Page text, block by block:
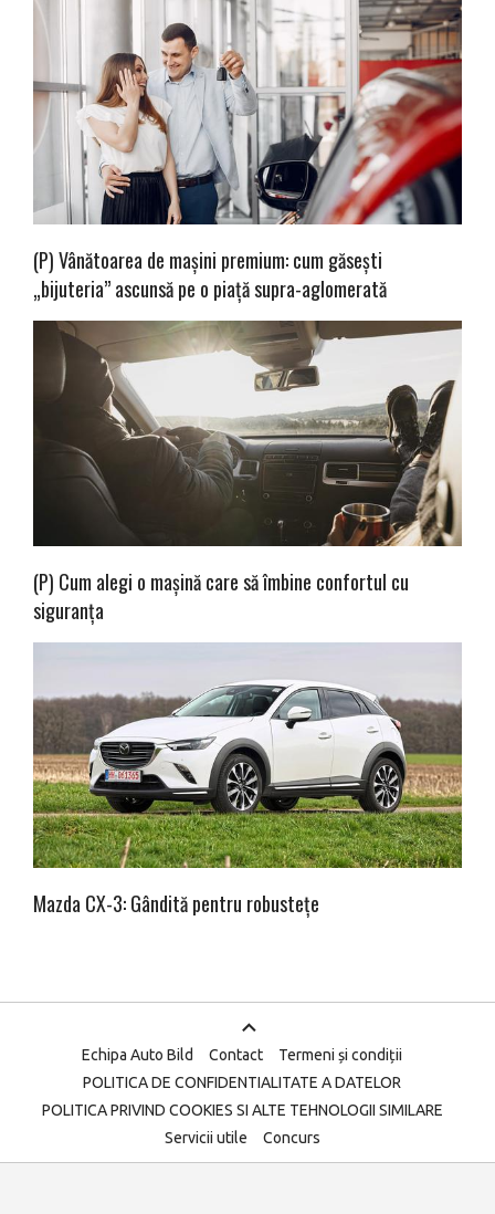
(P) Vânătoarea de mașini premium: cum găsești
„bijuteria” ascunsă pe o piață supra-aglomerată
(P) Cum alegi o mașină care să îmbine confortul cu
siguranța
Mazda CX-3: Gândită pentru robustețe
Echipa Auto Bild Contact
Termeni și condiții
POLITICA DE CONFIDENTIALITATE A DATELOR
POLITICA PRIVIND COOKIES SI ALTE TEHNOLOGII SIMILARE
Servicii utile
Concurs